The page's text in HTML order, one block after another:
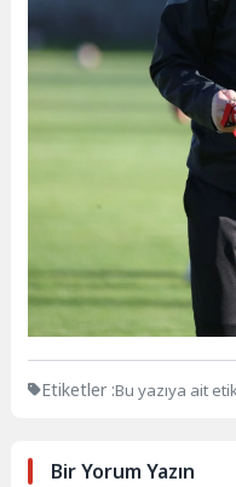
Etiketler :Bu yazıya ait
Bir Yorum Yazın